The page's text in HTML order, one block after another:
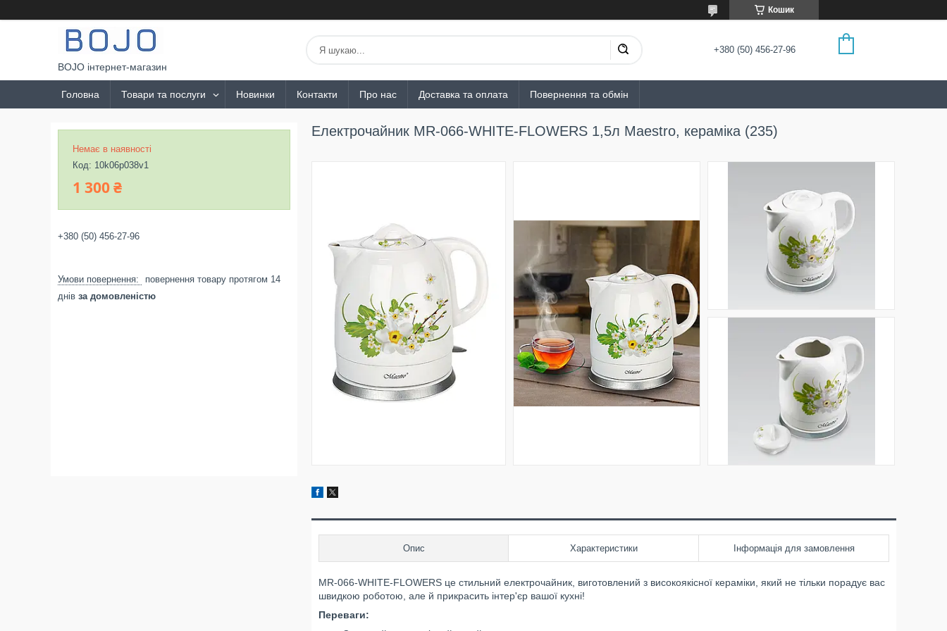
Кошик
BOJO інтернет-магазин
+380 (50) 456-27-96
Головна Товари та послуги Новинки Контакти Про нас Доставка та оплата Повернення та обмін
Електрочайник MR-066-WHITE-FLOWERS 1,5л Maestro, кераміка (235)
Опис Характеристики Інформація для замовлення
MR-066-WHITE-FLOWERS це стильний електрочайник, виготовлений з високоякісної кераміки, який не тільки порадує вас
швидкою роботою, але й прикрасить інтер'єр вашої кухні!
Переваги:
Немає в наявності
Код: 10k06p038v1
1 300 ₴
+380 (50) 456-27-96
повернення товару протягом 14
днів за домовленістю